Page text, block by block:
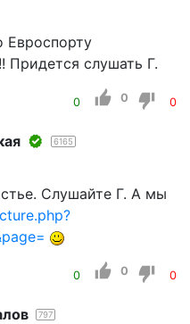
Евроспорту
Придется слушать Г.
0 0 0
6165
Слушайте Г. А мы
0 0 0
797